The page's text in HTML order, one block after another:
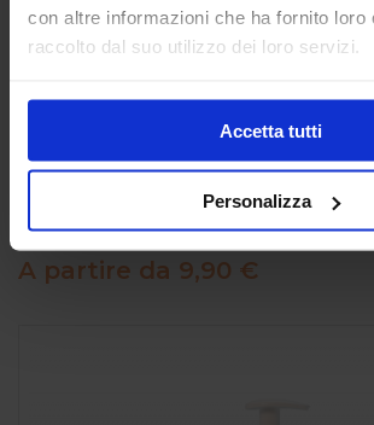
con altre informazioni che ha fornito loro
raccolto dal suo utilizzo dei loro servizi.
Accetta tutti
Personalizza
Libero "swim pants"
Pannolini per piscina Libero
A partire da 9,90 €